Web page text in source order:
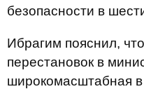
безопасности в
Ибрагим пояснил,
перестановок в
широкомасштабная в